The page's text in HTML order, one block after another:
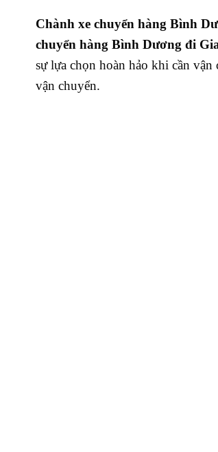
Chành xe chuyển hàng Bình
chuyển hàng Bình Dương đi
sự lựa chọn hoàn hảo khi cần
vận chuyển.